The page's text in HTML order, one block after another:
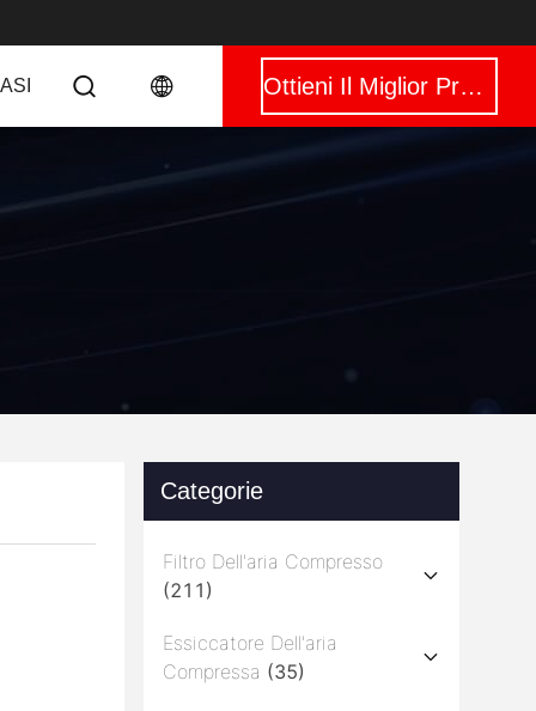
Ottieni Il Miglior Prezzo
Categorie
Filtro Dell'aria Compresso
(211)
Essiccatore Dell'aria
Compressa (35)